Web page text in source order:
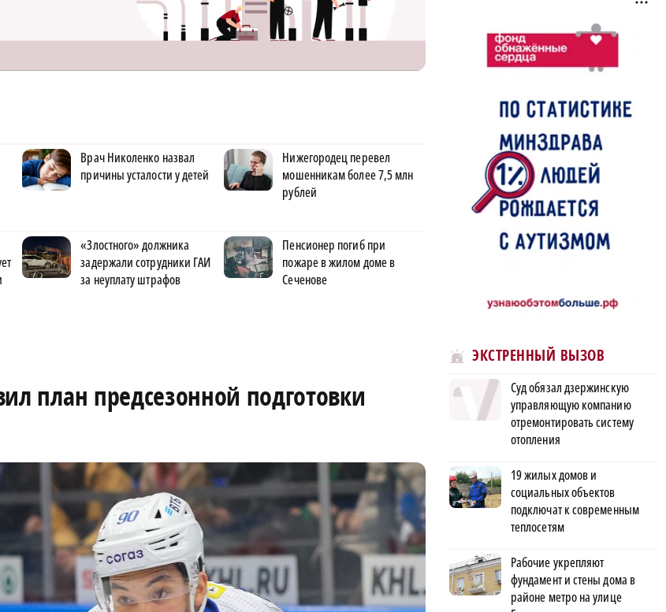
Врач Николенко назвал
причины усталости у детей
Нижегородец перевел
мошенникам более 7,5 млн
рублей
«Злостного» должника
задержали сотрудники ГАИ
за неуплату штрафов
Пенсионер погиб при
пожаре в жилом доме в
Сеченове
план предсезонной подготовки
ЭКСТРЕННЫЙ ВЫЗОВ
Суд обязал дзержинскую
управляющую компанию
отремонтировать систему
отопления
19 жилых домов и
социальных объектов
подключат к современным
теплосетям
Рабочие укрепляют
фундамент и стены дома в
районе метро на улице